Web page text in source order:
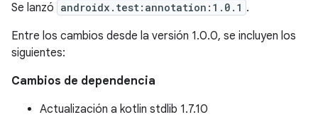
Se lanzó androidx.test:annotation:1.0.1 .
Entre los cambios desde la versión 1.0.0, se incluyen los
siguientes:
Cambios de dependencia
Actualización a kotlin stdlib 1.7.10